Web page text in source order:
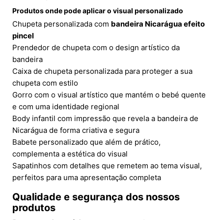
Produtos onde pode aplicar o visual personalizado
Chupeta personalizada com bandeira Nicarágua efeito
pincel
Prendedor de chupeta com o design artístico da
bandeira
Caixa de chupeta personalizada para proteger a sua
chupeta com estilo
Gorro com o visual artístico que mantém o bebé quente
e com uma identidade regional
Body infantil com impressão que revela a bandeira de
Nicarágua de forma criativa e segura
Babete personalizado que além de prático,
complementa a estética do visual
Sapatinhos com detalhes que remetem ao tema visual,
perfeitos para uma apresentação completa
Qualidade e segurança dos nossos
produtos